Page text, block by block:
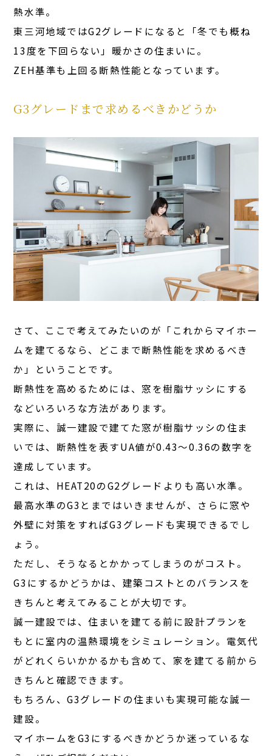
熱水準。
東三河地域ではG2グレードになると「冬でも概ね
13度を下回らない」暖かさの住まいに。
ZEH基準も上回る断熱性能となっています。
G3グレードまで求めるべきかどうか
さて、ここで考えてみたいのが「これからマイホー
ムを建てるなら、どこまで断熱性能を求めるべき
か」ということです。
断熱性を高めるためには、窓を樹脂サッシにする
などいろいろな方法があります。
実際に、誠一建設で建てた窓が樹脂サッシの住ま
いでは、断熱性を表すUA値が0.43〜0.36の数字を
達成しています。
これは、HEAT20のG2グレードよりも高い水準。
最高水準のG3とまではいきませんが、さらに窓や
外壁に対策をすればG3グレードも実現できるでし
ょう。
ただし、そうなるとかかってしまうのがコスト。
G3にするかどうかは、建築コストとのバランスを
きちんと考えてみることが大切です。
誠一建設では、住まいを建てる前に設計プランを
もとに室内の温熱環境をシミュレーション。電気代
がどれくらいかかるかも含めて、家を建てる前から
きちんと確認できます。
もちろん、G3グレードの住まいも実現可能な誠一
建設。
マイホームをG3にするべきかどうか迷っているな